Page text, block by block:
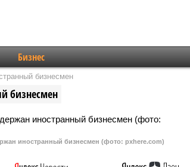
Бизнес
бизнесмен
бизнесмен
иностранный бизнесмен (фото: pxhere.com)